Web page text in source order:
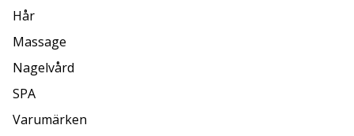
Hår
Massage
Nagelvård
SPA
Varumärken